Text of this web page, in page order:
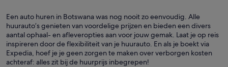
Een auto huren in Botswana was nog nooit zo eenvoudig. Alle
huurauto’s genieten van voordelige prijzen en bieden een divers
aantal ophaal- en afleveropties aan voor jouw gemak. Laat je op reis
inspireren door de flexibiliteit van je huurauto. En als je boekt via
Expedia, hoef je je geen zorgen te maken over verborgen kosten
achteraf: alles zit bij de huurprijs inbegrepen!